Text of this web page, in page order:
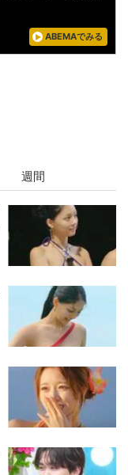
ABEMAでみる
週間